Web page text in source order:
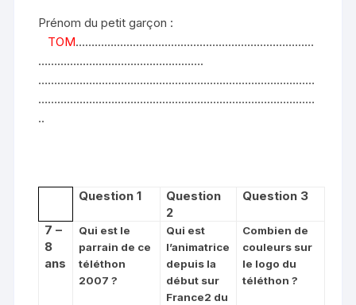
Prénom du petit garçon :
TOM…………………………………………………………………
…………………………………………….
……………………………………………………………………………
……………………………………………………………………………
..
Question 1
Question
2
Question 3
7 –
8
ans
Qui est le
parrain de ce
téléthon
2007 ?
Qui est
l’animatrice
depuis la
début sur
France2 du
Combien de
couleurs sur
le logo du
téléthon ?